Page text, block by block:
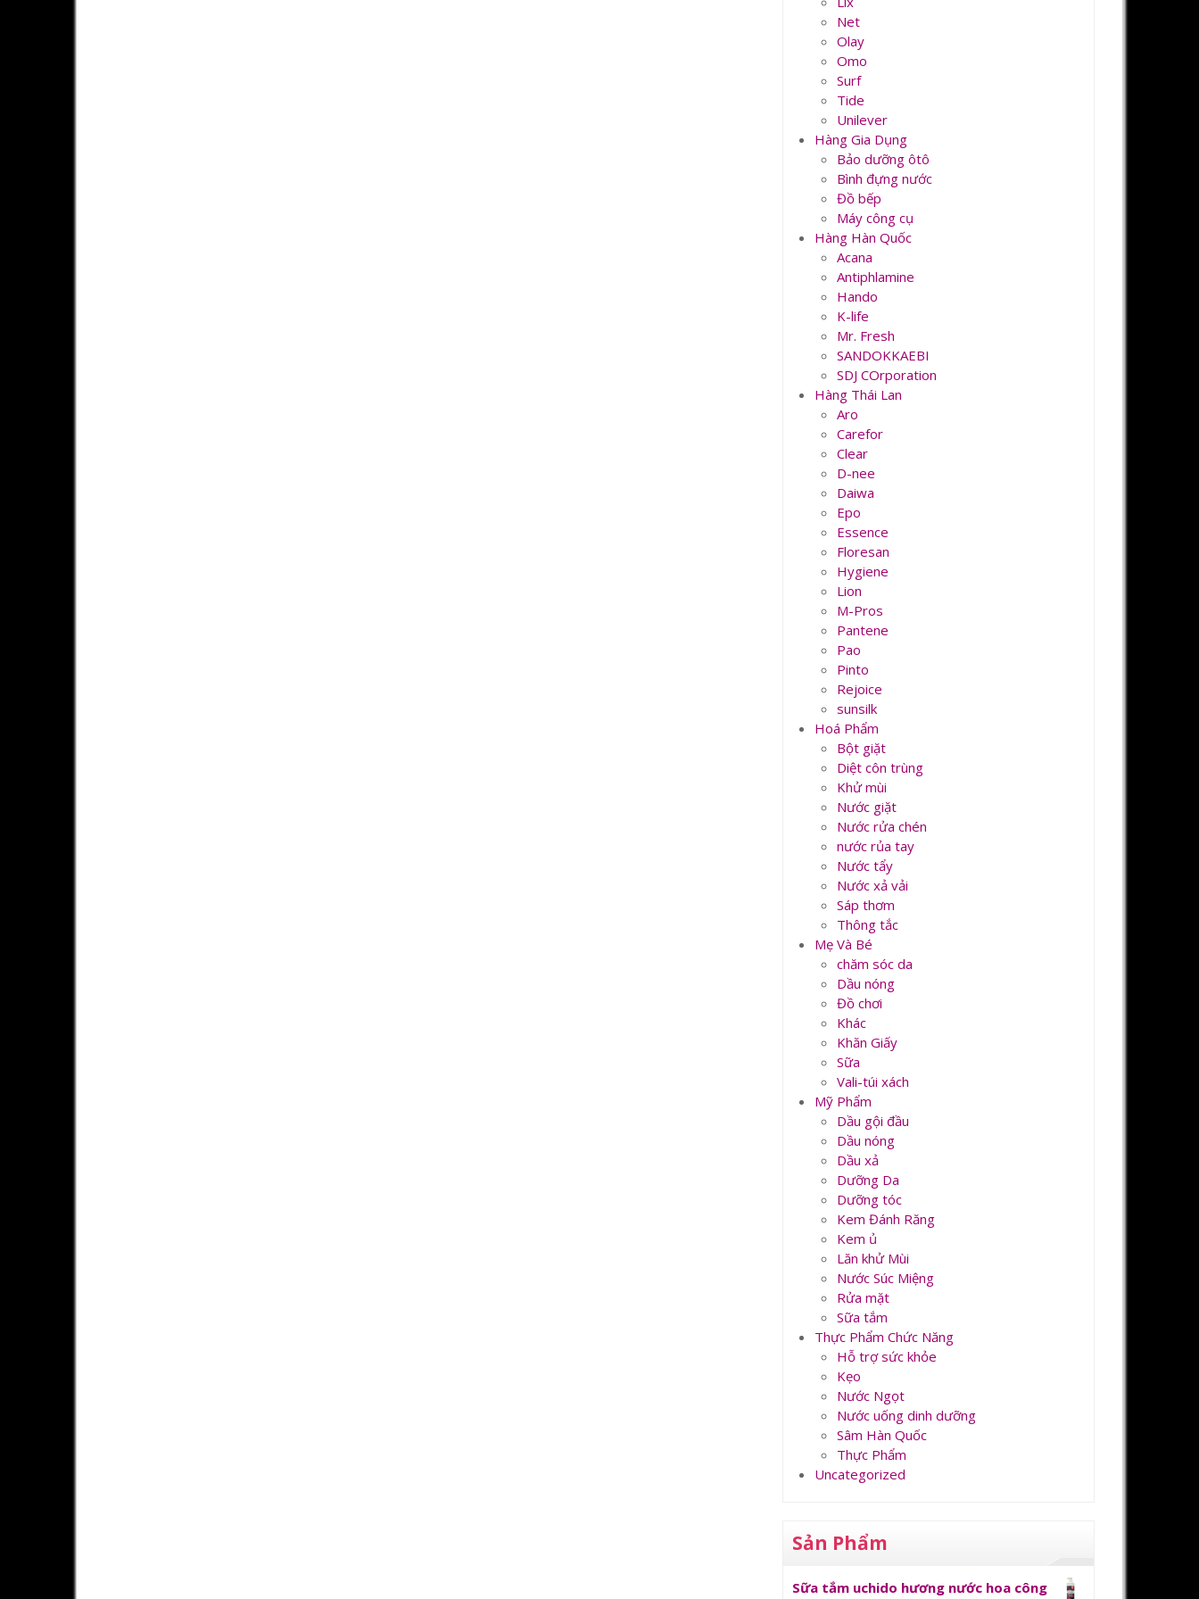
Net
Olay
Omo
Surf
Tide
Unilever
Hàng Gia Dụng
Bảo dưỡng ôtô
Bình đựng nước
Đồ bếp
Máy công cụ
Hàng Hàn Quốc
Acana
Antiphlamine
Hando
K-life
Mr. Fresh
SANDOKKAEBI
SDJ COrporation
Hàng Thái Lan
Aro
Carefor
Clear
D-nee
Daiwa
Epo
Essence
Floresan
Hygiene
Lion
M-Pros
Pantene
Pao
Pinto
Rejoice
sunsilk
Hoá Phẩm
Bột giặt
Diệt côn trùng
Khử mùi
Nước giặt
Nước rửa chén
nước rủa tay
Nước tẩy
Nước xả vải
Sáp thơm
Thông tắc
Mẹ Và Bé
chăm sóc da
Dầu nóng
Đồ chơi
Khác
Khăn Giấy
Sữa
Vali-túi xách
Mỹ Phẩm
Dầu gội đầu
Dầu nóng
Dầu xả
Dưỡng Da
Dưỡng tóc
Kem Đánh Răng
Kem ủ
Lăn khử Mùi
Nước Súc Miệng
Rửa mặt
Sữa tắm
Thực Phẩm Chức Năng
Hỗ trợ sức khỏe
Kẹo
Nước Ngọt
Nước uống dinh dưỡng
Sâm Hàn Quốc
Thực Phẩm
Uncategorized
Sản Phẩm
Sữa tắm uchido hương nước hoa công